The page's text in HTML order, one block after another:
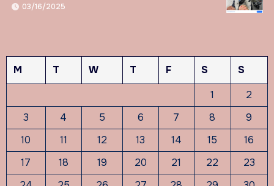
03/16/2025
M T W T F S
S
1
2
3
4 5 6 7 8
9
10
11 12 13 14 15
16
17
18 19 20 21 22
23